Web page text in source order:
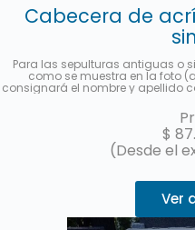
Cabecera de
Para las sepulturas antiguas o
como se muestra en la foto
consignará el nombre y apellido
sepultura). Se enviará una foto
cuotas sin
$
(Desde el
Ver